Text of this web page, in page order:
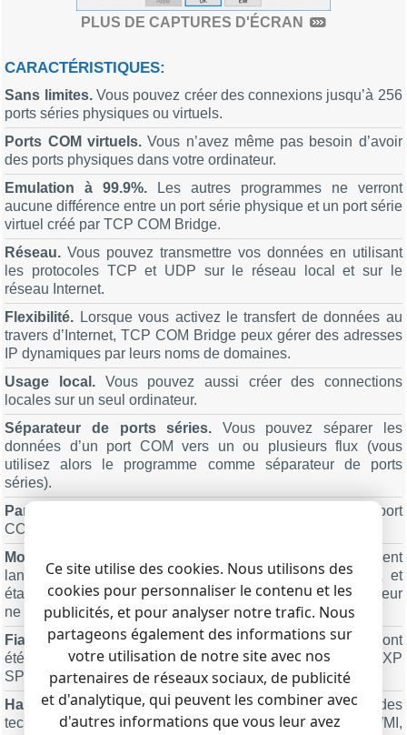
PLUS DE CAPTURES D'ÉCRAN
CARACTÉRISTIQUES:
Sans limites.Vous pouvez créer des connexions jusqu’à 256
ports séries physiques ou virtuels.
Ports COM virtuels.Vous n’avez même pas besoin d’avoir
des ports physiques dans votre ordinateur.
Emulation à 99.9%. Les autres programmes ne verront
aucune différence entre un port série physique et un port série
virtuel créé par TCP COM Bridge.
Réseau. Vous pouvez transmettre vos données en utilisant
les protocoles TCP et UDP sur le réseau local et sur le
réseau Internet.
Flexibilité. Lorsque vous activez le transfert de données au
travers d’Internet, TCP COM Bridge peux gérer des adresses
IP dynamiques par leurs noms de domaines.
Usage local.Vous pouvez aussi créer des connections
locales sur un seul ordinateur.
Séparateur de ports séries. Vous pouvez séparer les
données d’un port COM vers un ou plusieurs flux (vous
utilisez alors le programme comme séparateur de ports
séries).
Partage de ports séries.
L’utilitaire permet d’utiliser un port
COM à partir de deux applications ou plus.
Mode Service.
peut être automatiquement
lancé comme un service, créer des ports COM virtuels, et
établir les connexions réseau même avant qu’un utilisateur
ne se soit identifié.
Fiabilité logicielle. Nos drivers pour ports séries virtuels ont
été testés sous tous les OS modernes depuis Windows XP
SP2.
Haute technologie. TCP COM Bridge utilise des
technologies de drivers noyau et supportent: WDM, WMI,
Ce site utilise des cookies. Nous utilisons des
cookies pour personnaliser le contenu et les
publicités, et pour analyser notre trafic. Nous
partageons également des informations sur
votre utilisation de notre site avec nos
partenaires de réseaux sociaux, de publicité
et d'analytique, qui peuvent les combiner avec
d'autres informations que vous leur avez